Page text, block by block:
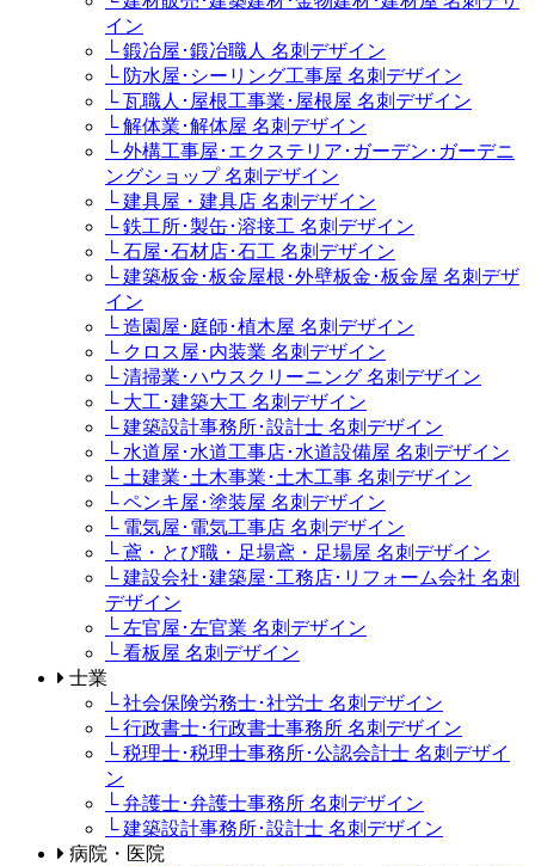
イン
└ 鍛冶屋･鍛冶職人 名刺デザイン
└ 防水屋･シーリング工事屋 名刺デザイン
└ 瓦職人･屋根工事業･屋根屋 名刺デザイン
└ 解体業･解体屋 名刺デザイン
└ 外構工事屋･エクステリア･ガーデン･ガーデニ
ングショップ 名刺デザイン
└ 建具屋・建具店 名刺デザイン
└ 鉄工所･製缶･溶接工 名刺デザイン
└ 石屋･石材店･石工 名刺デザイン
└ 建築板金･板金屋根･外壁板金･板金屋 名刺デザ
イン
└ 造園屋･庭師･植木屋 名刺デザイン
└ クロス屋･内装業 名刺デザイン
└ 清掃業･ハウスクリーニング 名刺デザイン
└ 大工･建築大工 名刺デザイン
└ 建築設計事務所･設計士 名刺デザイン
└ 水道屋･水道工事店･水道設備屋 名刺デザイン
└ 土建業･土木事業･土木工事 名刺デザイン
└ ペンキ屋･塗装屋 名刺デザイン
└ 電気屋･電気工事店 名刺デザイン
└ 鳶・とび職・足場鳶・足場屋 名刺デザイン
└ 建設会社･建築屋･工務店･リフォーム会社 名刺
デザイン
└ 左官屋･左官業 名刺デザイン
└ 看板屋 名刺デザイン
士業
└ 社会保険労務士･社労士 名刺デザイン
└ 行政書士･行政書士事務所 名刺デザイン
└ 税理士･税理士事務所･公認会計士 名刺デザイ
ン
└ 弁護士･弁護士事務所 名刺デザイン
└ 建築設計事務所･設計士 名刺デザイン
病院・医院